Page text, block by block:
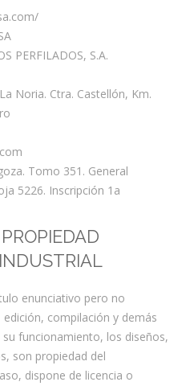
PERFILADOS, S.A.
Noria. Ctra. Castellón, Km.
Tomo 351. General
5226. Inscripción 1a
enunciativo pero no
compilación y demás
funcionamiento, los diseños,
son propiedad del
dispone de licencia o